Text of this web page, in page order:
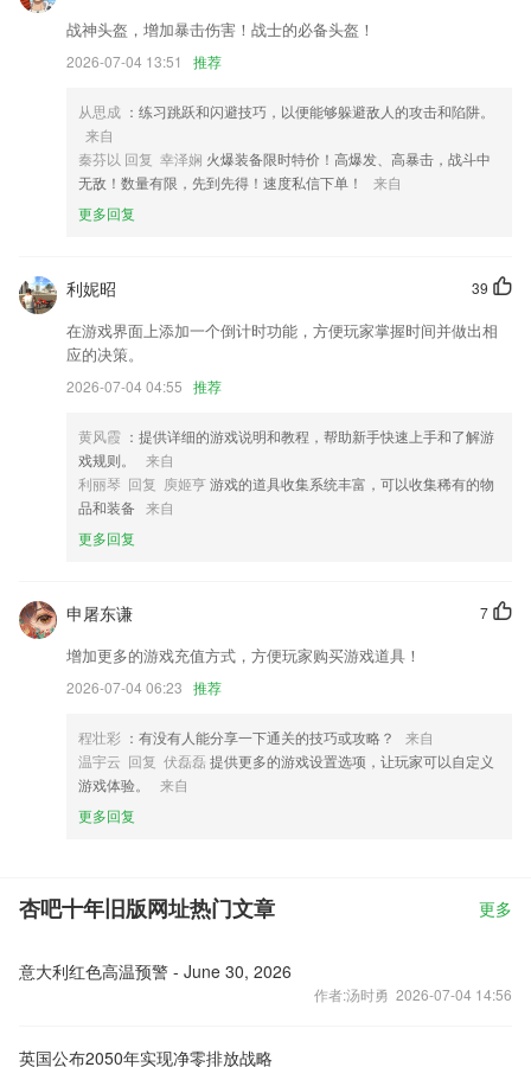
新增快捷入口，常用功能，一键直达
服务预约新增商品预约模式
优化登录体验，使用手机号即可一键登录
新增时长云存；
风格升级，更贴合潮流前线
修复业务员点击离线推送消息不能进入首页问题
以上就是杏吧十年旧版网址的介绍，如果您喜欢这款软件，您可以到应用
商店进行打分评论，说出您的使用经历，以帮助我们更好的对产品进行优
化修改。
战神头盔，增加暴击伤害！战士的必备头盔！
2026-07-04 13:51 推荐
从思成 ：练习跳跃和闪避技巧，以便能够躲避敌人的攻击和陷阱。
来自
秦芬以 回复 幸泽娴 火爆装备限时特价！高爆发、高暴击，战斗中
无敌！数量有限，先到先得！速度私信下单！
来自
更多回复
39
利妮昭
在游戏界面上添加一个倒计时功能，方便玩家掌握时间并做出相
应的决策。
2026-07-04 04:55 推荐
黄风霞 ：提供详细的游戏说明和教程，帮助新手快速上手和了解游
戏规则。
来自
利丽琴 回复 庾姬亨游戏的道具收集系统丰富，可以收集稀有的物
品和装备 来自
更多回复
7
申屠东谦
增加更多的游戏充值方式，方便玩家购买游戏道具！
2026-07-04 06:23 推荐
程壮彩 ：有没有人能分享一下通关的技巧或攻略？
来自
温宇云 回复 伏磊磊 提供更多的游戏设置选项，让玩家可以自定义
游戏体验。
来自
更多回复
杏吧十年旧版网址热门文章 更多
意大利红色高温预警 - June 30, 2026
作者:汤时勇 2026-07-04 14:56
英国公布2050年实现净零排放战略